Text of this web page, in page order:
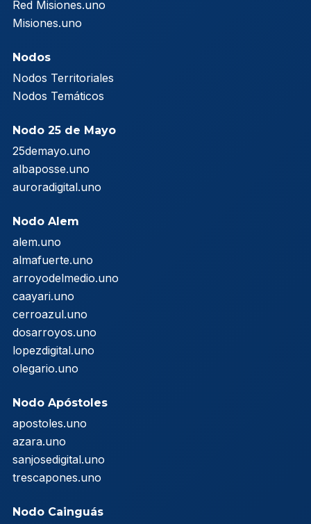
Red Misiones.uno
Misiones.uno
Nodos
Nodos Territoriales
Nodos Temáticos
Nodo 25 de Mayo
25demayo.uno
albaposse.uno
auroradigital.uno
Nodo Alem
alem.uno
almafuerte.uno
arroyodelmedio.uno
caayari.uno
cerroazul.uno
dosarroyos.uno
lopezdigital.uno
olegario.uno
Nodo Apóstoles
apostoles.uno
azara.uno
sanjosedigital.uno
trescapones.uno
Nodo Cainguás